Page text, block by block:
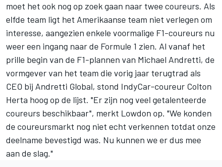
moet het ook nog op zoek gaan naar twee coureurs. Als
elfde team ligt het Amerikaanse team niet verlegen om
interesse, aangezien enkele voormalige F1-coureurs nu
weer een ingang naar de Formule 1 zien. Al vanaf het
prille begin van de F1-plannen van Michael Andretti, de
vormgever van het team die vorig jaar terugtrad als
CEO bij Andretti Global, stond IndyCar-coureur Colton
Herta hoog op de lijst. "Er zijn nog veel getalenteerde
coureurs beschikbaar", merkt Lowdon op. "We konden
de coureursmarkt nog niet echt verkennen totdat onze
deelname bevestigd was. Nu kunnen we er dus mee
aan de slag."